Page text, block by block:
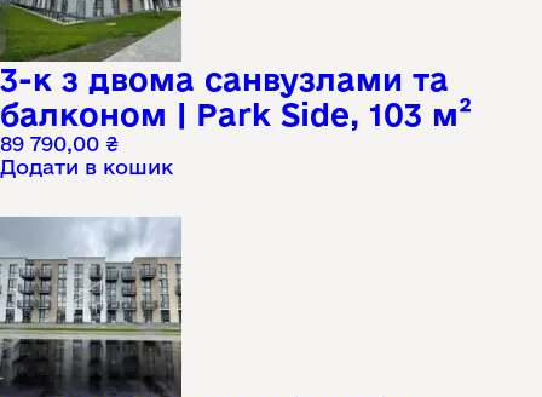
3-к з двома санвузлами та
балконом | Park Side, 103 м²
89 790,00 ₴
Додати в кошик